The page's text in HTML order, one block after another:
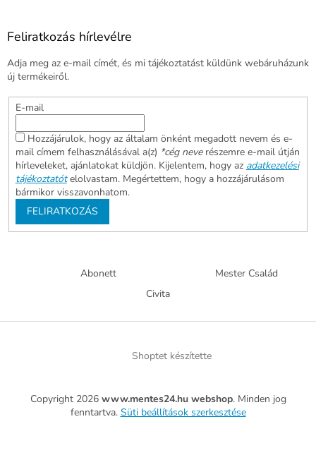
Feliratkozás hírlevélre
Adja meg az e-mail címét, és mi tájékoztatást küldünk webáruházunk
új termékeiről.
E-mail
Hozzájárulok, hogy az általam önként megadott nevem és e-
mail címem felhasználásával a(z) *cég neverészemre e-mail útján
hírleveleket, ajánlatokat küldjön. Kijelentem, hogy az adatkezelési
tájékoztatót elolvastam. Megértettem, hogy a hozzájárulásom
bármikor visszavonhatom.
FELIRATKOZÁS
Abonett
Mester Család
Civita
Shoptet készítette
Copyright 2026 www.mentes24.hu webshop. Minden jog
fenntartva. Süti beállítások szerkesztése